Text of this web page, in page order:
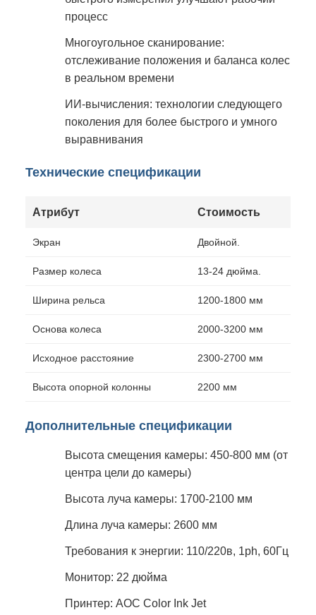
процесс
Многоугольное сканирование:
отслеживание положения и баланса колес
в реальном времени
ИИ-вычисления: технологии следующего
поколения для более быстрого и умного
выравнивания
Технические спецификации
Атрибут Стоимость
Экран Двойной.
Размер колеса 13-24 дюйма.
Ширина рельса 1200-1800 мм
Основа колеса 2000-3200 мм
Исходное расстояние 2300-2700 мм
Высота опорной колонны 2200 мм
Дополнительные спецификации
Высота смещения камеры: 450-800 мм (от
центра цели до камеры)
Высота луча камеры: 1700-2100 мм
Длина луча камеры: 2600 мм
Требования к энергии: 110/220в, 1ph, 60Гц
Монитор: 22 дюйма
Принтер: AOC Color Ink Jet